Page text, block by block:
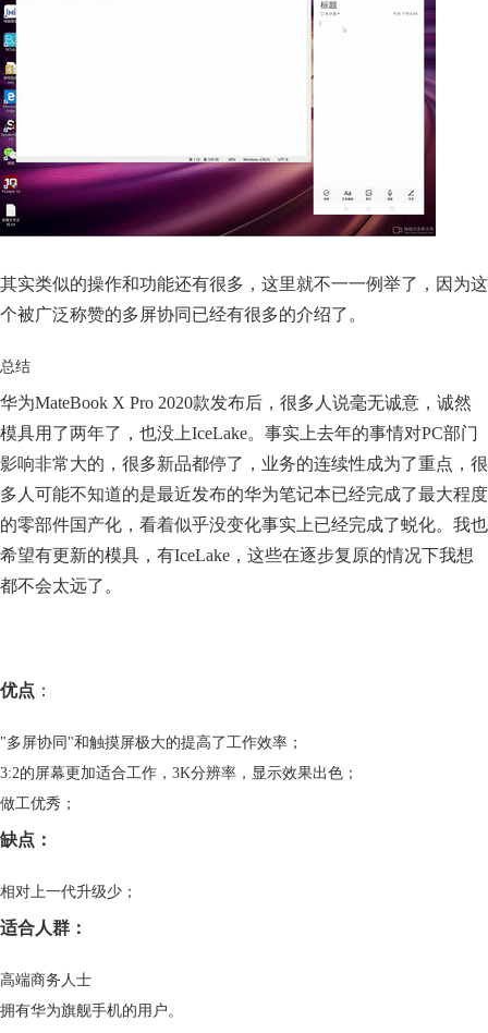
其实类似的操作和功能还有很多，这里就不一一例举了，因为这
个被广泛称赞的多屏协同已经有很多的介绍了。
总结
华为MateBook X Pro 2020款发布后，很多人说毫无诚意，诚然
模具用了两年了，也没上IceLake。事实上去年的事情对PC部门
影响非常大的，很多新品都停了，业务的连续性成为了重点，很
多人可能不知道的是最近发布的华为笔记本已经完成了最大程度
的零部件国产化，看着似乎没变化事实上已经完成了蜕化。我也
希望有更新的模具，有IceLake，这些在逐步复原的情况下我想
都不会太远了。
优点 ：
"多屏协同"和触摸屏极大的提高了工作效率；
3:2的屏幕更加适合工作，3K分辨率，显示效果出色；
做工优秀；
缺点：
相对上一代升级少；
适合人群：
高端商务人士
拥有华为旗舰手机的用户。